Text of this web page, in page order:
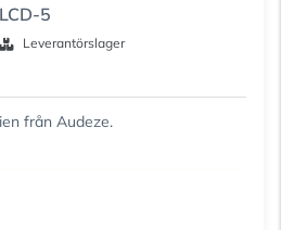
LCD-5
Leverantörslager
från Audeze.